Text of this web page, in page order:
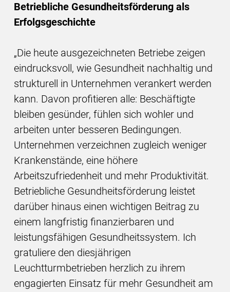
Betriebliche Gesundheitsförderung als
Erfolgsgeschichte
„Die heute ausgezeichneten Betriebe zeigen
eindrucksvoll, wie Gesundheit nachhaltig und
strukturell in Unternehmen verankert werden
kann. Davon profitieren alle: Beschäftigte
bleiben gesünder, fühlen sich wohler und
arbeiten unter besseren Bedingungen.
Unternehmen verzeichnen zugleich weniger
Krankenstände, eine höhere
Arbeitszufriedenheit und mehr Produktivität.
Betriebliche Gesundheitsförderung leistet
darüber hinaus einen wichtigen Beitrag zu
einem langfristig finanzierbaren und
leistungsfähigen Gesundheitssystem. Ich
gratuliere den diesjährigen
Leuchtturmbetrieben herzlich zu ihrem
engagierten Einsatz für mehr Gesundheit am